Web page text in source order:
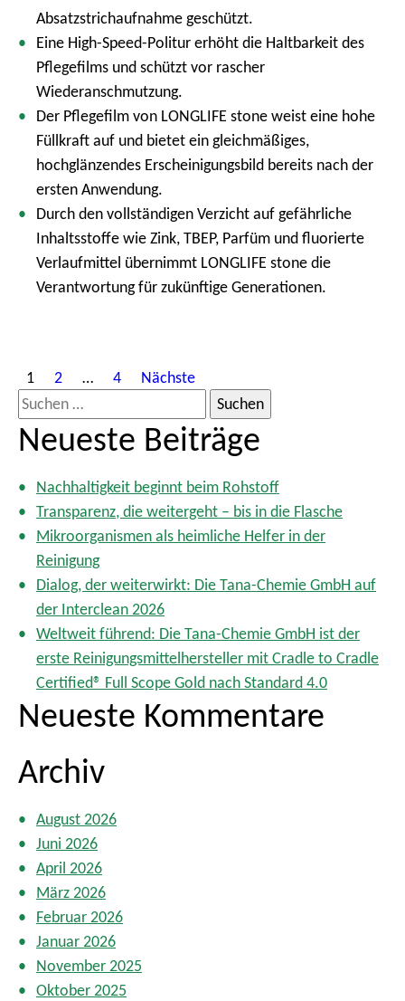
Absatzstrichaufnahme geschützt.
Eine High-Speed-Politur erhöht die Haltbarkeit des
Pflegefilms und schützt vor rascher
Wiederanschmutzung.
Der Pflegefilm von LONGLIFE stone weist eine hohe
Füllkraft auf und bietet ein gleichmäßiges,
hochglänzendes Erscheinigungsbild bereits nach der
ersten Anwendung.
Durch den vollständigen Verzicht auf gefährliche
Inhaltsstoffe wie Zink, TBEP, Parfüm und fluorierte
Verlaufmittel übernimmt LONGLIFE stone die
Verantwortung für zukünftige Generationen.
e
i
t
n
n
u
m
e
i
u
n
d
e
B
e
i
t
r
ä
g
e
1 2 … 4
Nächste
S
u
cNeueste Beiträge
Nachhaltigkeit beginnt beim Rohstoff
Transparenz, die weitergeht – bis in die Flasche
Mikroorganismen als heimliche Helfer in der
Reinigung
Dialog, der weiterwirkt: Die Tana-Chemie GmbH auf
der Interclean 2026
Weltweit führend: Die Tana-Chemie GmbH ist der
erste Reinigungsmittelhersteller mit Cradle to Cradle
Certified® Full Scope Gold nach Standard 4.0
Neueste Kommentare
Archiv
August 2026
Juni 2026
April 2026
März 2026
Februar 2026
Januar 2026
November 2025
Oktober 2025